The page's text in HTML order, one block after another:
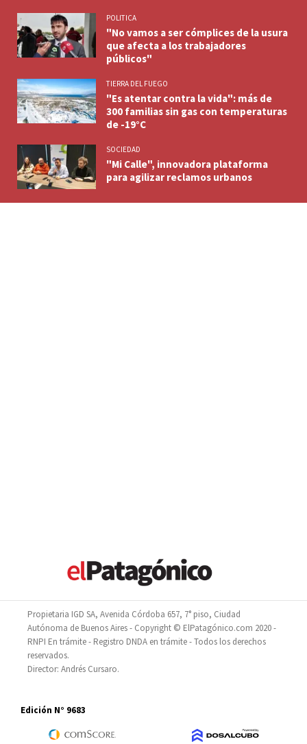
POLITICA
"No vamos a ser cómplices de la usura
que afecta a los trabajadores
públicos"
TIERRA DEL FUEGO
"Es atentar contra la vida": más de
300 familias sin gas con temperaturas
de -19°C
SOCIEDAD
"Mi Calle", innovadora plataforma
para agilizar reclamos urbanos
Propietaria IGD SA, Avenida Córdoba 657, 7° piso, Ciudad
Autónoma de Buenos Aires - Copyright © ElPatagónico.com 2020 -
RNPI En trámite - Registro DNDA en trámite - Todos los derechos
reservados.
Director: Andrés Cursaro.
Edición N° 9683